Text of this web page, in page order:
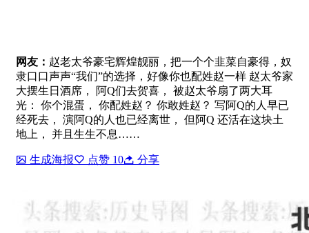
网友： 赵老太爷豪宅辉煌靓丽，把一个个韭菜自豪得，奴
隶口口声声“我们”的选择，好像你也配姓赵一样 赵太爷家
大摆生日酒席， 阿Q们去贺喜， 被赵太爷扇了两大耳
光： 你个混蛋， 你配姓赵？ 你敢姓赵？ 写阿Q的人早已
经死去， 演阿Q的人也已经离世， 但阿Q 还活在这块土
地上， 并且生生不息……
生成海报 点赞 10 分享